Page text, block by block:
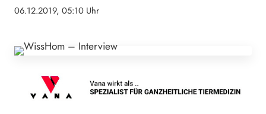
06.12.2019, 05:10 Uhr